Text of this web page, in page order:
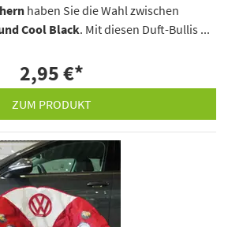
haben Sie die Wahl zwischen
Cool Black. Mit diesen Duft-Bullis ...
2,95 €*
ZUM PRODUKT